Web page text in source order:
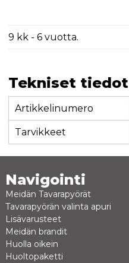
9 kk - 6 vuotta.
Tekniset tiedot
Artikkelinumero
Tarvikkeet
Navigointi
Meidän Tavarapyörät
Tavarapyörän valinta apuri
Lisävarusteet
Meidän brandit
Huolla oikein
Huoltopaketti